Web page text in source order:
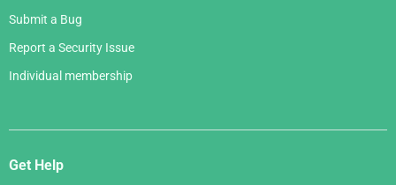
Submit a Bug
Report a Security Issue
Individual membership
Get Help